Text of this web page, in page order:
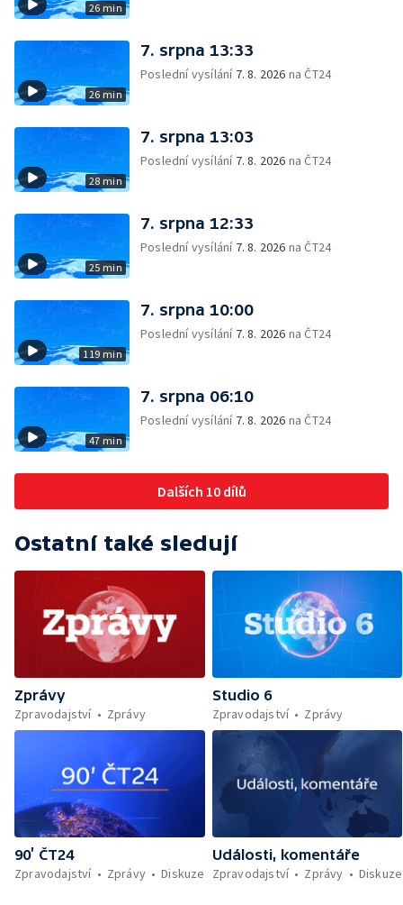
26 min
26 min
7. srpna 13:33
Poslední vysílání 7. 8. 2026 na ČT24
28 min
7. srpna 13:03
Poslední vysílání 7. 8. 2026 na ČT24
25 min
7. srpna 12:33
Poslední vysílání 7. 8. 2026 na ČT24
119 min
7. srpna 10:00
Poslední vysílání 7. 8. 2026 na ČT24
47 min
7. srpna 06:10
Poslední vysílání 7. 8. 2026 na ČT24
Dalších 10 dílů
Ostatní také sledují
Zprávy
Zpravodajství
Zprávy
Studio 6
Zpravodajství
Zprávy
90’ ČT24
Zpravodajství
Zprávy Diskuze
Události, komentáře
Zpravodajství
Zprávy Diskuze